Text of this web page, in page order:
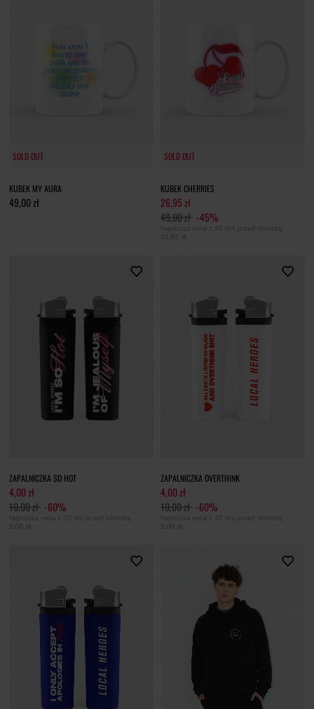
SOLD OUT
KUBEK MY AURA
49,00 zł
SOLD OUT
KUBEK CHERRIES
26,95 zł
49,00 zł -45%
Najniższa cena z 30 dni przed obniżką
31,85 zł
ZAPALNICZKA SO HOT
4,00 zł
10,00 zł -60%
Najniższa cena z 30 dni przed obniżką
5,00 zł
ZAPALNICZKA OVERTHINK
4,00 zł
10,00 zł -60%
Najniższa cena z 30 dni przed obniżką
5,00 zł